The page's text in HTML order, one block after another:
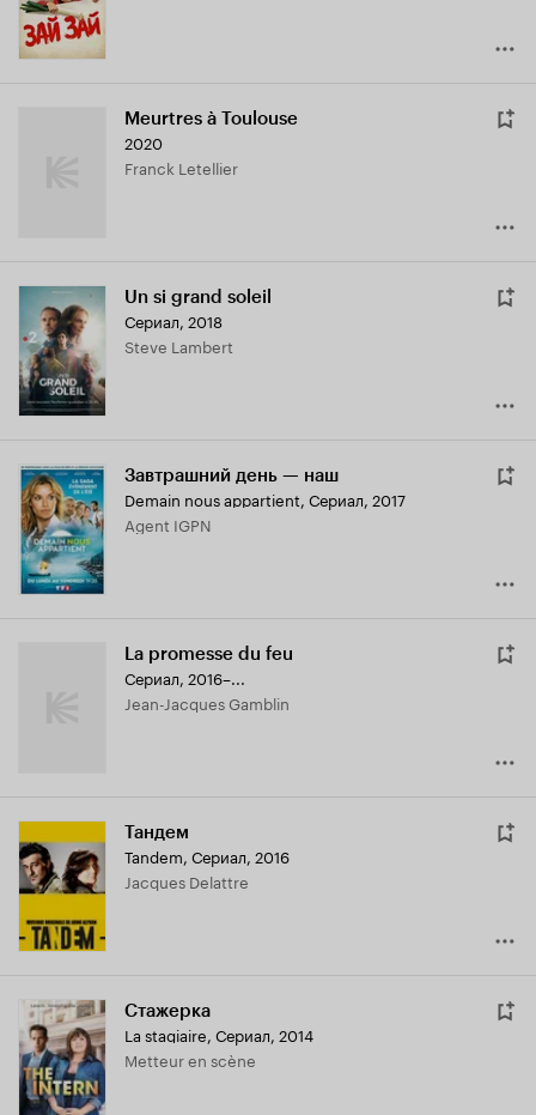
Meurtres à Toulouse
2020
Franck Letellier
Un si grand soleil
Сериал, 2018
Steve Lambert
Завтрашний день — наш
Demain nous appartient, Сериал, 2017
Agent IGPN
La promesse du feu
Сериал, 2016–...
Jean-Jacques Gamblin
Тандем
Tandem, Сериал, 2016
Jacques Delattre
Стажерка
La stagiaire, Сериал, 2014
Metteur en scène